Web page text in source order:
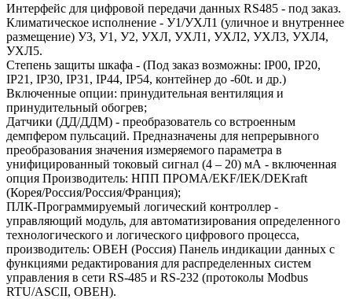
Интерфейс для цифровой передачи данных RS485 - под заказ.
Климатическое исполнение - У1/УХЛ1 (уличное и внутреннее
размещение) У3, У1, У2, УХЛ, УХЛ1, УХЛ2, УХЛ3, УХЛ4,
УХЛ5.
Степень защиты шкафа - (Под заказ возможны: IP00, IP20,
IP21, IP30, IP31, IP44, IP54, контейнер до -60t. и др.)
Включенные опции: принудительная вентиляция и
принудительный обогрев;
Датчики (ДД/ДДМ) - преобразователь со встроенным
демпфером пульсаций. Предназначены для непрерывного
преобразования значения измеряемого параметра в
унифицированный токовый сигнал (4 – 20) мА - включенная
опция Производитель: НПП ПРОМА/EKF/IEK/DEKraft
(Корея/Россия/Россия/Франция);
ПЛК-Программируемый логический контроллер -
управляющий модуль, для автоматизирования определенного
технологического и логического цифрового процесса,
производитель: ОВЕН (Россия) Панель индикации данных с
функциями редактирования для распределенных систем
управления в сети RS-485 и RS-232 (протоколы Modbus
RTU/ASCII, ОВЕН).